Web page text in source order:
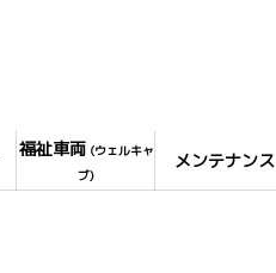
福祉車両(ウェルキャ
ブ)
メンテナンス